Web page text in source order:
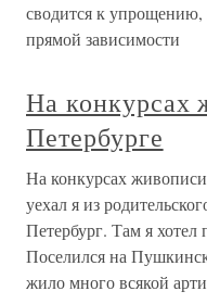
сводится к упрощению,
прямой зависимости
На конкурсах
Петербурге
На конкурсах
уехал я из
Петербург. Там я хотел
Поселился на
жило много всякой